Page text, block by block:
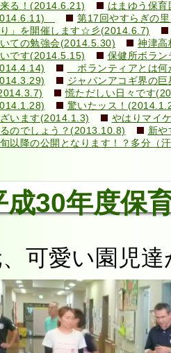
る！(2014.6.21)
はまゆう保
第17回やすらぎの
」を開催します☆彡(2014.6.7)
ての勉強会(2014.5.30)
神津高
です(2014.5.15)
保健所ボラ
ボランティアとは
ジャパンアコギ界の
慌ただしい日々です
驚いたッス！
います(2014.1.3)
やはりマイ
のでしょう？(2013.10.8)
新や
以降の公開となります！？多分
成30年度保
可愛い園児